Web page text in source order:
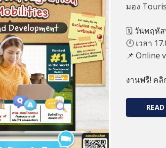
มอง
🗓️ วันพฤหัส
🕚 เวลา
📌 Online
งานฟรี! คลิ